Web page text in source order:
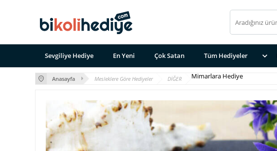
Sevgiliye Hediye En Yeni Çok Satan Tüm Hediyeler
Anasayfa Mesleklere Göre Hediyeler DİĞER Mimarlara Hediye